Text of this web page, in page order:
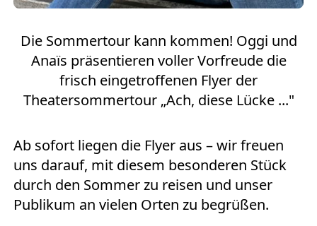
Die Sommertour kann kommen! Oggi und
Anaïs präsentieren voller Vorfreude die
frisch eingetroffenen Flyer der
Theatersommertour „Ach, diese Lücke ..."
Ab sofort liegen die Flyer aus – wir freuen
uns darauf, mit diesem besonderen Stück
durch den Sommer zu reisen und unser
Publikum an vielen Orten zu begrüßen.